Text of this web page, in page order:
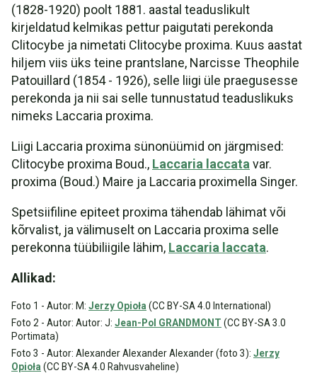
(1828-1920) poolt 1881. aastal teaduslikult
kirjeldatud kelmikas pettur paigutati perekonda
Clitocybe ja nimetati Clitocybe proxima. Kuus aastat
hiljem viis üks teine prantslane, Narcisse Theophile
Patouillard (1854 - 1926), selle liigi üle praegusesse
perekonda ja nii sai selle tunnustatud teaduslikuks
nimeks Laccaria proxima.
Liigi Laccaria proxima sünonüümid on järgmised:
Clitocybe proxima Boud., Laccaria laccata var.
proxima (Boud.) Maire ja Laccaria proximella Singer.
Spetsiifiline epiteet proxima tähendab lähimat või
kõrvalist, ja välimuselt on Laccaria proxima selle
perekonna tüübiliigile lähim, Laccaria laccata.
Allikad:
Foto 1 - Autor: M: Jerzy Opioła (CC BY-SA 4.0 International)
Foto 2 - Autor: Autor: J: Jean-Pol GRANDMONT (CC BY-SA 3.0
Portimata)
Foto 3 - Autor: Alexander Alexander Alexander (foto 3): Jerzy
Opioła (CC BY-SA 4.0 Rahvusvaheline)